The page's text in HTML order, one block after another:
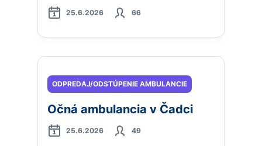
25.6.2026 66
ODPREDAJ/ODSTÚPENIE AMBULANCIE
Očná ambulancia v Čadci
25.6.2026 49